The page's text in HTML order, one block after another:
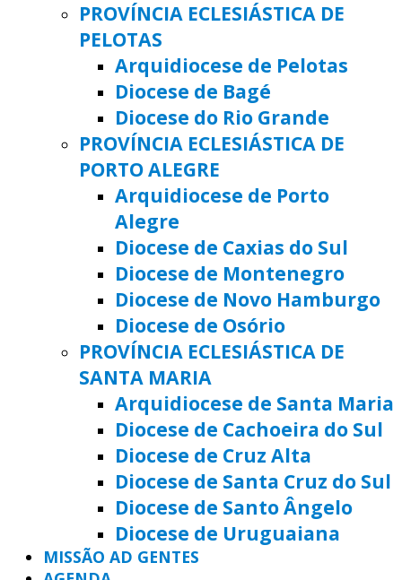
PROVÍNCIA ECLESIÁSTICA DE
PELOTAS
Arquidiocese de Pelotas
Diocese de Bagé
Diocese do Rio Grande
PROVÍNCIA ECLESIÁSTICA DE
PORTO ALEGRE
Arquidiocese de Porto
Alegre
Diocese de Caxias do Sul
Diocese de Montenegro
Diocese de Novo Hamburgo
Diocese de Osório
PROVÍNCIA ECLESIÁSTICA DE
SANTA MARIA
Arquidiocese de Santa Maria
Diocese de Cachoeira do Sul
Diocese de Cruz Alta
Diocese de Santa Cruz do Sul
Diocese de Santo Ângelo
Diocese de Uruguaiana
MISSÃO AD GENTES